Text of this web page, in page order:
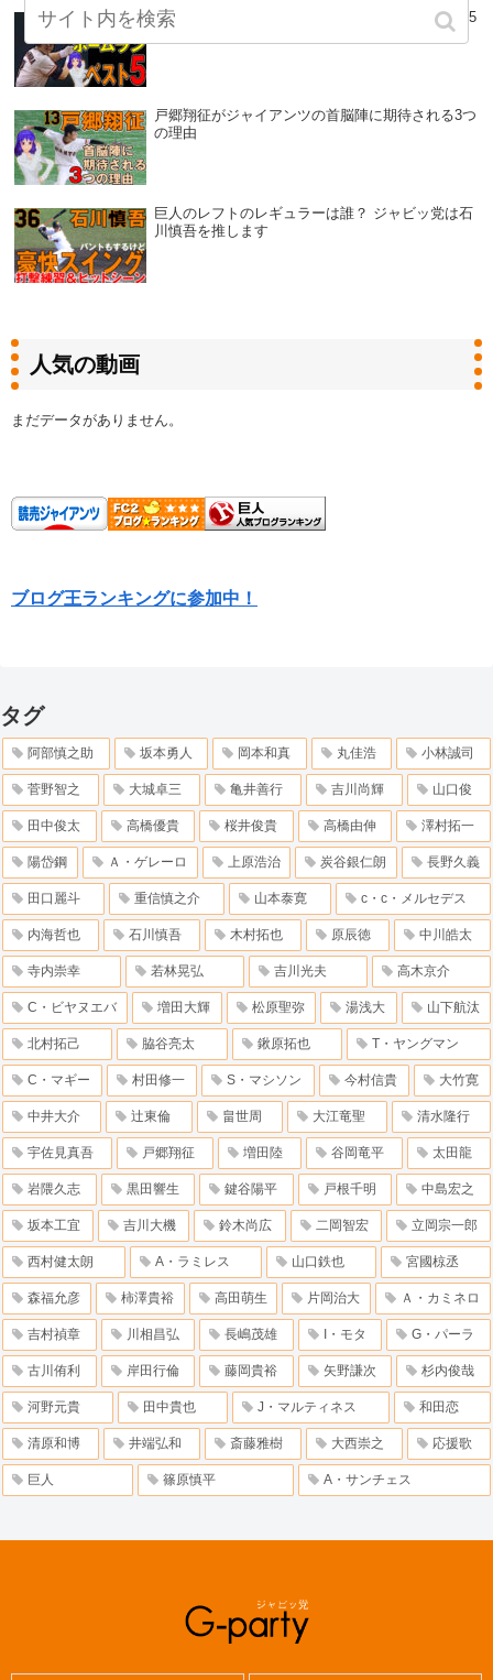
ジャビッ党が選ぶ、吉村禎章のホームランベスト5
戸郷翔征がジャイアンツの首脳陣に期待される3つ
の理由
巨人のレフトのレギュラーは誰？ ジャビッ党は石
川慎吾を推します
人気の動画
まだデータがありません。
ブログ王ランキングに参加中！
タグ
阿部慎之助 坂本勇人 岡本和真 丸佳浩 小林誠司
菅野智之 大城卓三 亀井善行 吉川尚輝 山口俊
田中俊太 高橋優貴 桜井俊貴 高橋由伸 澤村拓一
陽岱鋼 Ａ・ゲレーロ 上原浩治 炭谷銀仁朗 長野久義
田口麗斗 重信慎之介 山本泰寛 c・c・メルセデス
内海哲也 石川慎吾 木村拓也 原辰徳 中川皓太
寺内崇幸 若林晃弘 吉川光夫 高木京介
C・ビヤヌエバ 増田大輝 松原聖弥 湯浅大 山下航汰
北村拓己 脇谷亮太 鍬原拓也 T・ヤングマン
C・マギー 村田修一 S・マシソン 今村信貴 大竹寛
中井大介 辻東倫 畠世周 大江竜聖 清水隆行
宇佐見真吾 戸郷翔征 増田陸 谷岡竜平 太田龍
岩隈久志 黒田響生 鍵谷陽平 戸根千明 中島宏之
坂本工宜 吉川大機 鈴木尚広 二岡智宏 立岡宗一郎
西村健太朗 A・ラミレス 山口鉄也 宮國椋丞
森福允彦 柿澤貴裕 高田萌生 片岡治大 Ａ・カミネロ
吉村禎章 川相昌弘 長嶋茂雄 I・モタ G・パーラ
古川侑利 岸田行倫 藤岡貴裕 矢野謙次 杉内俊哉
河野元貴 田中貴也 J・マルティネス 和田恋
清原和博 井端弘和 斎藤雅樹 大西崇之 応援歌
巨人 篠原慎平 A・サンチェス